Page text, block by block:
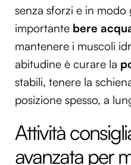
senza sforzi e in modo
importante bere
mantenere i muscoli
abitudine è curare la
stabili, tenere la
posizione spesso, a
Attività
avanzata per